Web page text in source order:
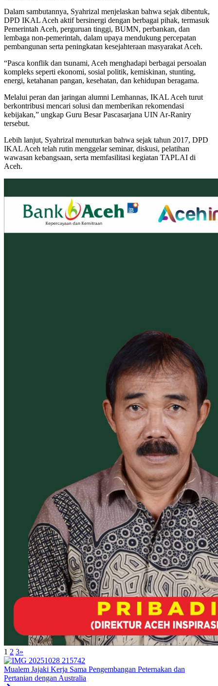
Dalam sambutannya, Syahrizal menjelaskan bahwa sejak dibentuk,
DPD IKAL Aceh aktif bersinergi dengan berbagai pihak, termasuk
Pemerintah Aceh, perguruan tinggi, BUMN, perbankan, dan
lembaga non-pemerintah, dalam upaya mendukung percepatan
pembangunan serta peningkatan kesejahteraan masyarakat Aceh.
“Pasca konflik dan tsunami, Aceh menghadapi berbagai persoalan
kompleks seperti ekonomi, sosial politik, kemiskinan, stunting,
energi, ketahanan pangan, kesehatan, dan kehidupan beragama.
Melalui peran dan jaringan alumni Lemhannas, IKAL Aceh turut
berkontribusi mencari solusi dan memberikan rekomendasi
kebijakan,” ungkap Guru Besar Pascasarjana UIN Ar-Raniry
tersebut.
Lebih lanjut, Syahrizal menuturkan bahwa sejak tahun 2017, DPD
IKAL Aceh telah rutin menggelar seminar, diskusi, pelatihan
wawasan kebangsaan, serta memfasilitasi kegiatan TAPLAI di
Aceh.
1 2 3»
Mualem Jajaki Kerja Sama Pengembangan Peternakan dan
Pertanian dengan Australia